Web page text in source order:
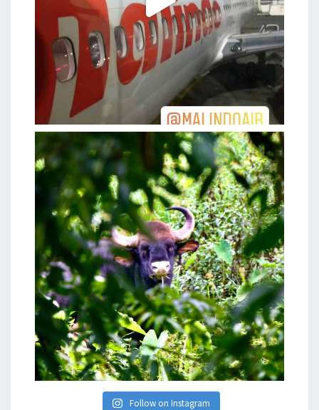
Follow on Instagram